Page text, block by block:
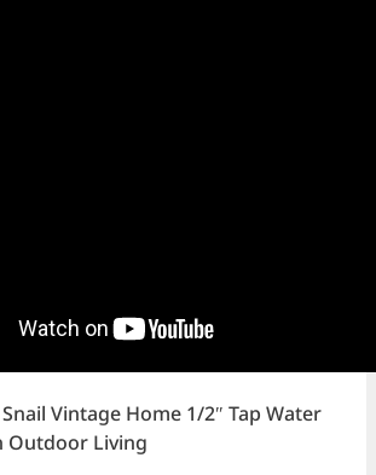
Vintage Home 1/2″ Tap Water
Outdoor Living